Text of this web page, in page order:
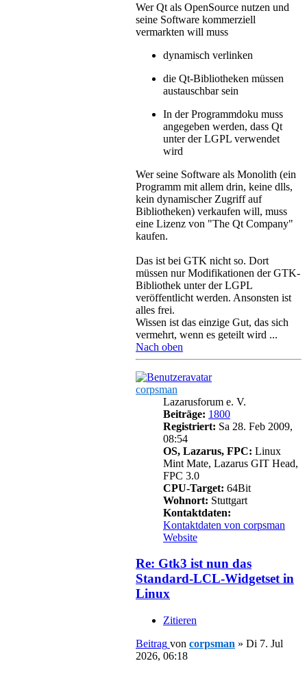
Wer Qt als OpenSource nutzen und
seine Software kommerziell
vermarkten will muss
dynamisch verlinken
die Qt-Bibliotheken müssen
austauschbar sein
In der Programmdoku muss
angegeben werden, dass Qt
unter der LGPL verwendet
wird
Wer seine Software als Monolith (ein
Programm mit allem drin, keine dlls,
kein dynamischer Zugriff auf
Bibliotheken) verkaufen will, muss
eine Lizenz von "The Qt Company"
kaufen.
Das ist bei GTK nicht so. Dort
müssen nur Modifikationen der GTK-
Bibliothek unter der LGPL
veröffentlicht werden. Ansonsten ist
alles frei.
Wissen ist das einzige Gut, das sich
vermehrt, wenn es geteilt wird ...
Nach oben
corpsman
Lazarusforum e. V.
Beiträge: 1800
Registriert: Sa 28. Feb 2009,
08:54
OS, Lazarus, FPC: Linux
Mint Mate, Lazarus GIT Head,
FPC 3.0
CPU-Target: 64Bit
Wohnort: Stuttgart
Kontaktdaten:
Kontaktdaten von corpsman
Website
Re: Gtk3 ist nun das
Standard-LCL-Widgetset in
Linux
Zitieren
Beitrag von corpsman » Di 7. Jul
2026, 06:18